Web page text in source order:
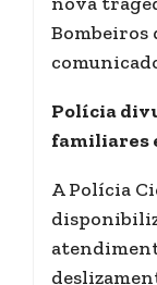
Bombeiros
Polícia
familiares
A Polícia